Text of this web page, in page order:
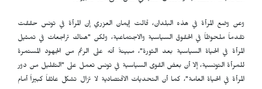
وعن وضع المرأة في هذه البلدان، قالت إيمان العزري إن المرأة في تونس حققت
تقدماً ملحوظاً في الحقوق السياسية والاجتماعية، ولكن "هناك تراجعات في تمثيل
المرأة في الحياة السياسية بعد الثورة"، مبينةً أنه على الرغم من الجهود المستمرة
للمرأة التونسية، إلا أن بعض القوى السياسية في تونس تعمل على "التقليل من دور
المرأة في الحياة العامة"، كما أن التحديات الاقتصادية لا تزال تشكل عائقاً كبيراً أمام